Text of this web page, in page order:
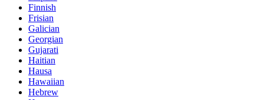
Finnish
Frisian
Galician
Georgian
Gujarati
Haitian
Hausa
Hawaiian
Hebrew